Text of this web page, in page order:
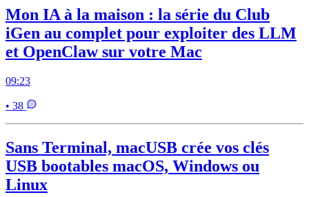
Mon IA à la maison : la série du Club
iGen au complet pour exploiter des LLM
et OpenClaw sur votre Mac
09:23
• 38
Sans Terminal, macUSB crée vos clés
USB bootables macOS, Windows ou
Linux